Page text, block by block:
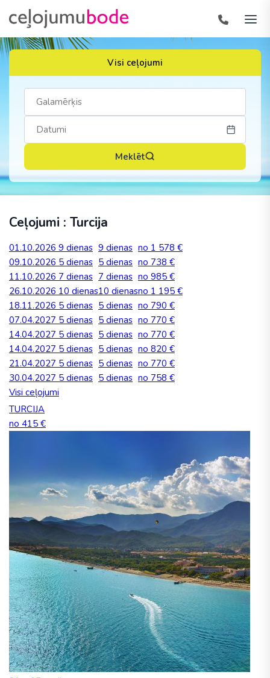
Visi ceļojumi
Meklēt
Ceļojumi : Turcija
01.10.2026 9 dienas 9 dienas no 1 578 €
09.10.2026 5 dienas 5 dienas no 738 €
11.10.2026 7 dienas 7 dienas no 985 €
26.10.2026 10 dienas10 dienasno 1 195 €
18.11.2026 5 dienas 5 dienas no 790 €
07.04.2027 5 dienas 5 dienas no 770 €
14.04.2027 5 dienas 5 dienas no 770 €
14.04.2027 5 dienas 5 dienas no 820 €
21.04.2027 5 dienas 5 dienas no 770 €
30.04.2027 5 dienas 5 dienas no 758 €
Visi ceļojumi
TURCIJA
no 415 €